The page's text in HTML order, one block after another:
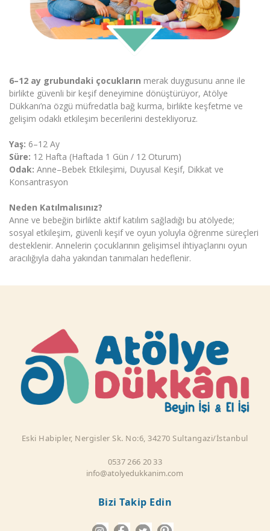
6–12 ay grubundaki çocukların merak duygusunu anne ile
birlikte güvenli bir keşif deneyimine dönüştürüyor, Atölye
Dükkanı’na özgü müfredatla bağ kurma, birlikte keşfetme ve
gelişim odaklı etkileşim becerilerini destekliyoruz.
Yaş: 6–12 Ay
Süre: 12 Hafta (Haftada 1 Gün / 12 Oturum)
Odak: Anne–Bebek Etkileşimi, Duyusal Keşif, Dikkat ve
Konsantrasyon
Neden Katılmalısınız?
Anne ve bebeğin birlikte aktif katılım sağladığı bu atölyede;
sosyal etkileşim, güvenli keşif ve oyun yoluyla öğrenme süreçleri
desteklenir. Annelerin çocuklarının gelişimsel ihtiyaçlarını oyun
aracılığıyla daha yakından tanımaları hedeflenir.
Eski Habipler, Nergisler Sk. No:6, 34270 Sultangazi/İstanbul
0537 266 20 33
info@atolyedukkanim.com
Bizi Takip Edin